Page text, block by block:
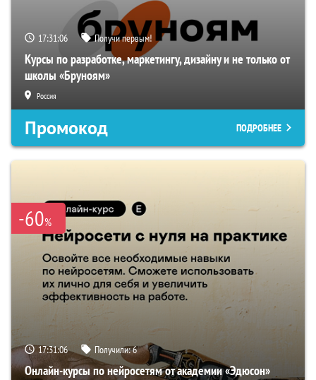
17:31:05 Получи первым!
Курсы по разработке, маркетингу, дизайну и не только от
школы «Бруноям»
Россия
Промокод ПОДРОБНЕЕ
-60%
17:31:05 Получили:6
Онлайн-курсы по нейросетям от академии «Эдюсон»